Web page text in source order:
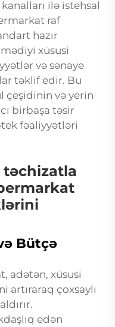
ilə istehsal
raf
hazır
xüsusi
və sənaye
təklif edir. Bu
çeşidinin və yerin
birbaşa təsir
fəaliyyətləri
Bütçə
adətən, xüsusi
çoxsaylı
edən